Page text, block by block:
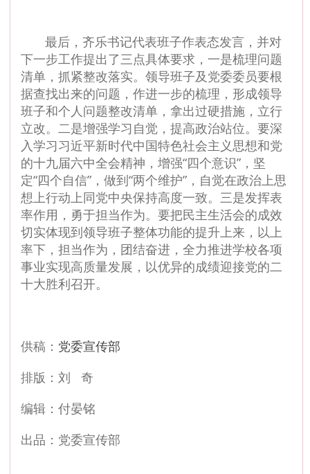
最后，齐乐书记代表班子作表态发言，并对
下一步工作提出了三点具体要求，一是梳理问题
清单，抓紧整改落实。领导班子及党委委员要根
据查找出来的问题，作进一步的梳理，形成领导
班子和个人问题整改清单，拿出过硬措施，立行
立改。二是增强学习自觉，提高政治站位。要深
入学习习近平新时代中国特色社会主义思想和党
的十九届六中全会精神，增强“四个意识”，坚
定“四个自信”，做到“两个维护”，自觉在政治上思
想上行动上同党中央保持高度一致。三是发挥表
率作用，勇于担当作为。要把民主生活会的成效
切实体现到领导班子整体功能的提升上来，以上
率下，担当作为，团结奋进，全力推进学校各项
事业实现高质量发展，以优异的成绩迎接党的二
十大胜利召开。
供稿： 党委宣传部
排版：刘 奇
编辑：付晏铭
出品：党委宣传部